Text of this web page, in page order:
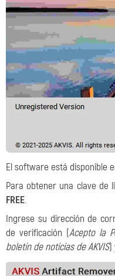
El software está disponible
Para obtener una clave de
FREE.
Ingrese su dirección de
de verificación (Acepto la
boletín de noticias de AKVIS)